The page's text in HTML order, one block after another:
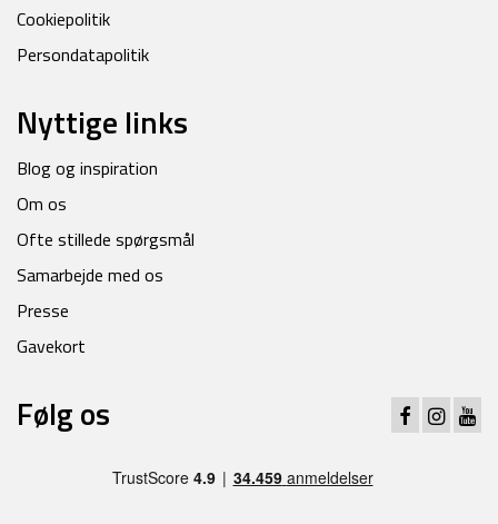
Cookiepolitik
Persondatapolitik
Nyttige links
Blog og inspiration
Om os
Ofte stillede spørgsmål
Samarbejde med os
Presse
Gavekort
Følg os